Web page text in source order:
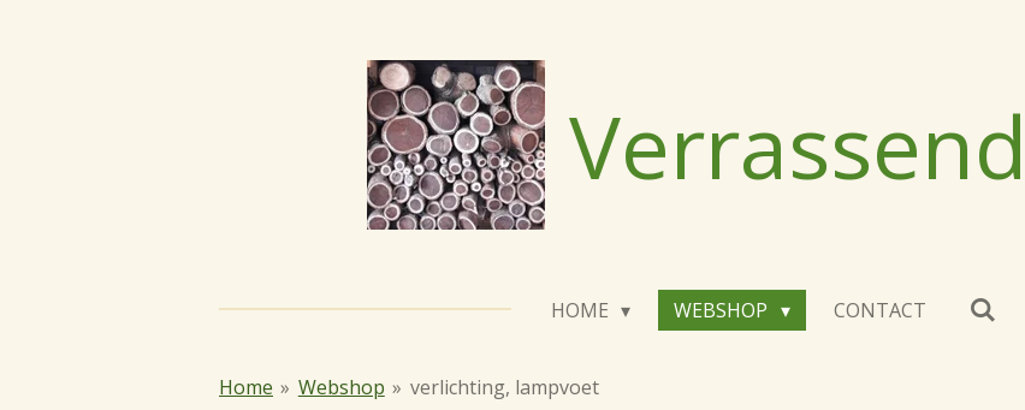
Verrassend
HOME WEBSHOP CONTACT
Home » Webshop » verlichting, lampvoet